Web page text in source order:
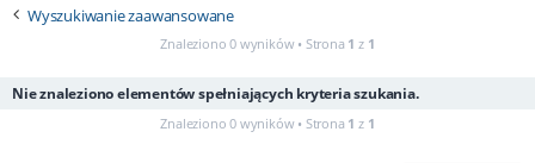
Wyszukiwanie zaawansowane
Znaleziono 0 wyników • Strona 1 z 1
Nie znaleziono elementów spełniających kryteria szukania.
Znaleziono 0 wyników • Strona 1 z 1